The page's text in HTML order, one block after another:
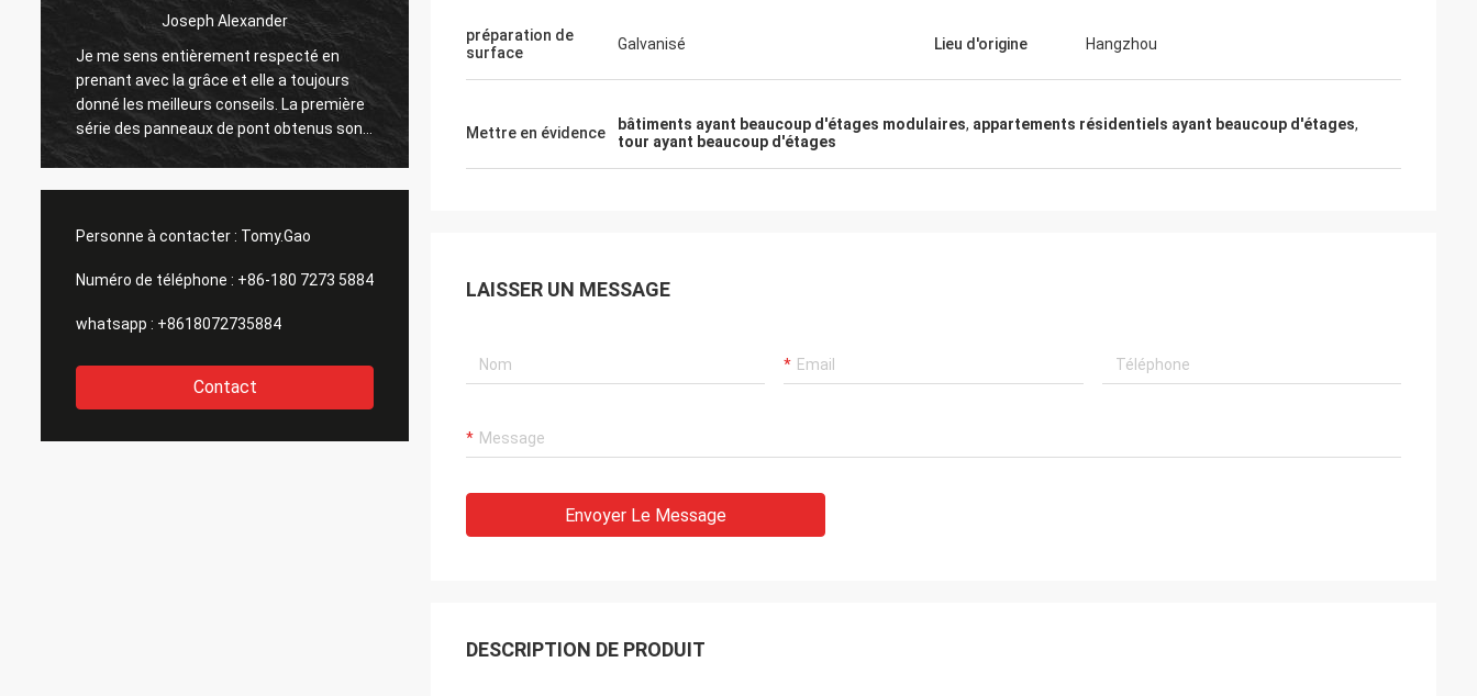
Donald Mcwayne
Les bons membres de l'équipe toujours
offrent le budget à temps et répondent à
des questions avec la patience, le grand
travail !
Personne à contacter : Tomy.Gao
Numéro de téléphone : +86-180 7273 5884
whatsapp : +8618072735884
Contact
préparation de
surface
Galvanisé Lieu d'origine Hangzhou
Mettre en évidence bâtiments ayant beaucoup d'étages modulaires, appartements résidentiels ayant beaucoup d'étages,
tour ayant beaucoup d'étages
LAISSER UN MESSAGE
Envoyer Le Message
DESCRIPTION DE PRODUIT